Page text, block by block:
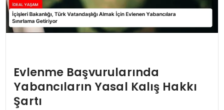
Evlenme Başvurularında
Yabancıların Yasal Kalış Hakkı
Şartı